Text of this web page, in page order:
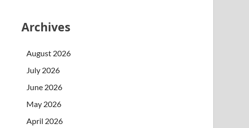
Archives
August 2026
July 2026
June 2026
May 2026
April 2026